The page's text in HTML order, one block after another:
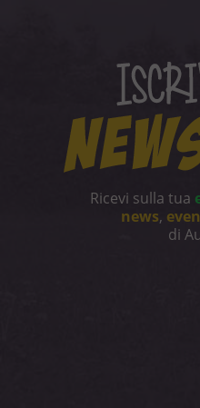
Ricevi sulla tua
news,
di